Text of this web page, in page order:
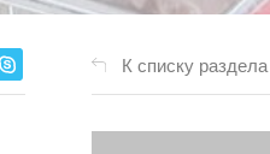
К списку